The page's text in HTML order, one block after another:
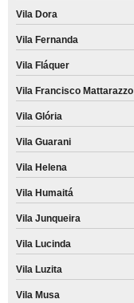
Vila Dora
Vila Fernanda
Vila Fláquer
Vila Francisco Mattarazzo
Vila Glória
Vila Guarani
Vila Helena
Vila Humaitá
Vila Junqueira
Vila Lucinda
Vila Luzita
Vila Musa